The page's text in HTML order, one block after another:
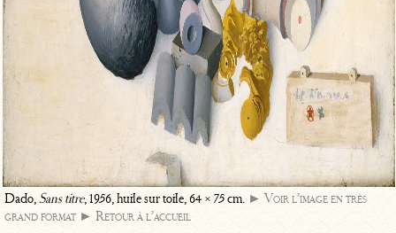
Dado,Sans titre, 1956, huile sur toile, 64 × 75 cm. ► Voir l’image en très
grand format ► Retour à l’accueil